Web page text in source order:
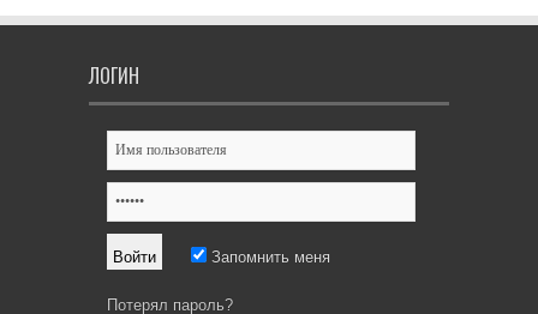
ЛОГИН
Запомнить меня
Потерял пароль?